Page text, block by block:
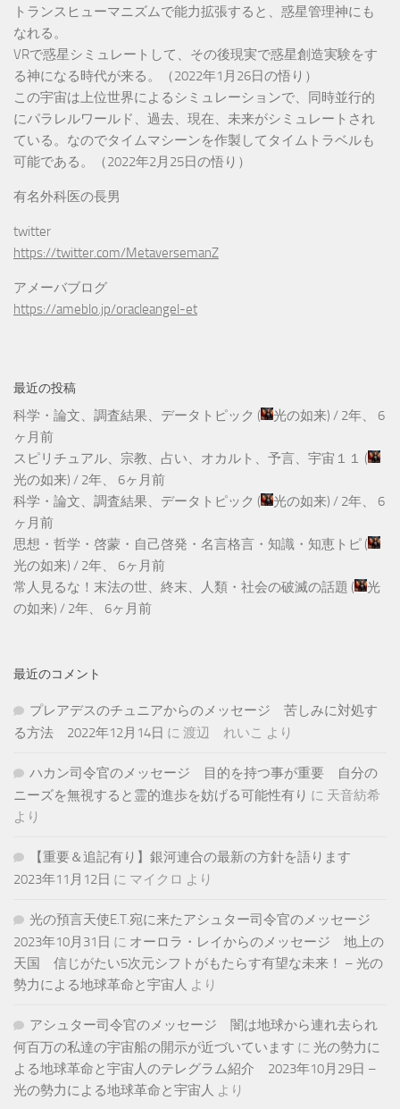
トランスヒューマニズムで能力拡張すると、惑星管理神にも
なれる。
VRで惑星シミュレートして、その後現実で惑星創造実験をす
る神になる時代が来る。（2022年1月26日の悟り）
この宇宙は上位世界によるシミュレーションで、同時並行的
にパラレルワールド、過去、現在、未来がシミュレートされ
ている。なのでタイムマシーンを作製してタイムトラベルも
可能である。（2022年2月25日の悟り）
有名外科医の長男
twitter
https://twitter.com/MetaversemanZ
アメーバブログ
https://ameblo.jp/oracleangel-et
最近の投稿
科学・論文、調査結果、データトピック ( 光の如来) / 2年、 6
ヶ月前
スピリチュアル、宗教、占い、オカルト、予言、宇宙１１ (
光の如来) / 2年、 6ヶ月前
科学・論文、調査結果、データトピック ( 光の如来) / 2年、 6
ヶ月前
思想・哲学・啓蒙・自己啓発・名言格言・知識・知恵トピ (
光の如来) / 2年、 6ヶ月前
常人見るな！末法の世、終末、人類・社会の破滅の話題 (
光
の如来) / 2年、 6ヶ月前
最近のコメント
プレアデスのチュニアからのメッセージ 苦しみに対処す
る方法 2022年12月14日 に 渡辺 れいこ より
ハカン司令官のメッセージ 目的を持つ事が重要 自分の
ニーズを無視すると霊的進歩を妨げる可能性有り に 天音紡希
より
【重要＆追記有り】銀河連合の最新の方針を語ります
2023年11月12日 に マイクロ より
光の預言天使E.T.宛に来たアシュター司令官のメッセージ
2023年10月31日 に オーロラ・レイからのメッセージ 地上の
天国 信じがたい5次元シフトがもたらす有望な未来！ – 光の
勢力による地球革命と宇宙人 より
アシュター司令官のメッセージ 闇は地球から連れ去られ
何百万の私達の宇宙船の開示が近づいています に 光の勢力に
よる地球革命と宇宙人のテレグラム紹介 2023年10月29日 –
光の勢力による地球革命と宇宙人 より